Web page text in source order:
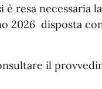
è resa necessaria
2026 disposta
il